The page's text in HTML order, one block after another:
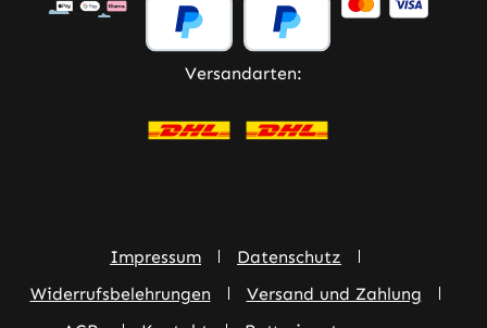
Versandarten:
Impressum
Datenschutz
Widerrufsbelehrungen
Versand und Zahlung